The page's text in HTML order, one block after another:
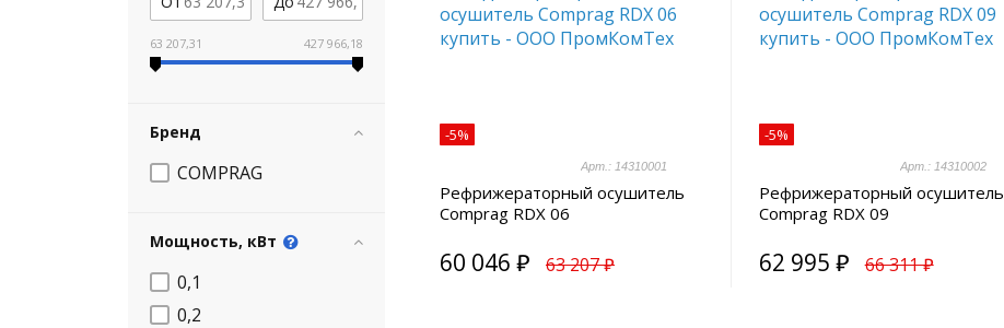
63 207,31 427 966,18
Бренд
COMPRAG
Мощность, кВт
0,1
0,2
-5%
Арт.: 14310001
Рефрижераторный осушитель
Comprag RDX 06
60 046 ₽ 63 207 ₽
-5%
Арт.: 14310002
Рефрижераторный осушитель
Comprag RDX 09
62 995 ₽ 66 311 ₽